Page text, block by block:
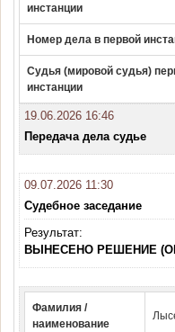
инстанции
Номер дела в первой
Судья (мировой судья)
инстанции
19.06.2026 16:46
Передача дела судье
09.07.2026 11:30
Судебное заседание
Результат:
ВЫНЕСЕНО РЕШЕНИЕ
Фамилия /
наименование